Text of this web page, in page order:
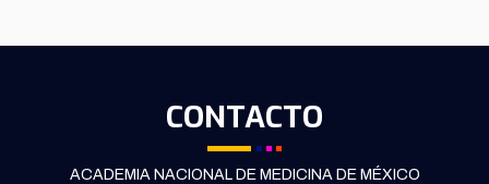
CONTACTO
ACADEMIA NACIONAL DE MEDICINA DE MÉXICO